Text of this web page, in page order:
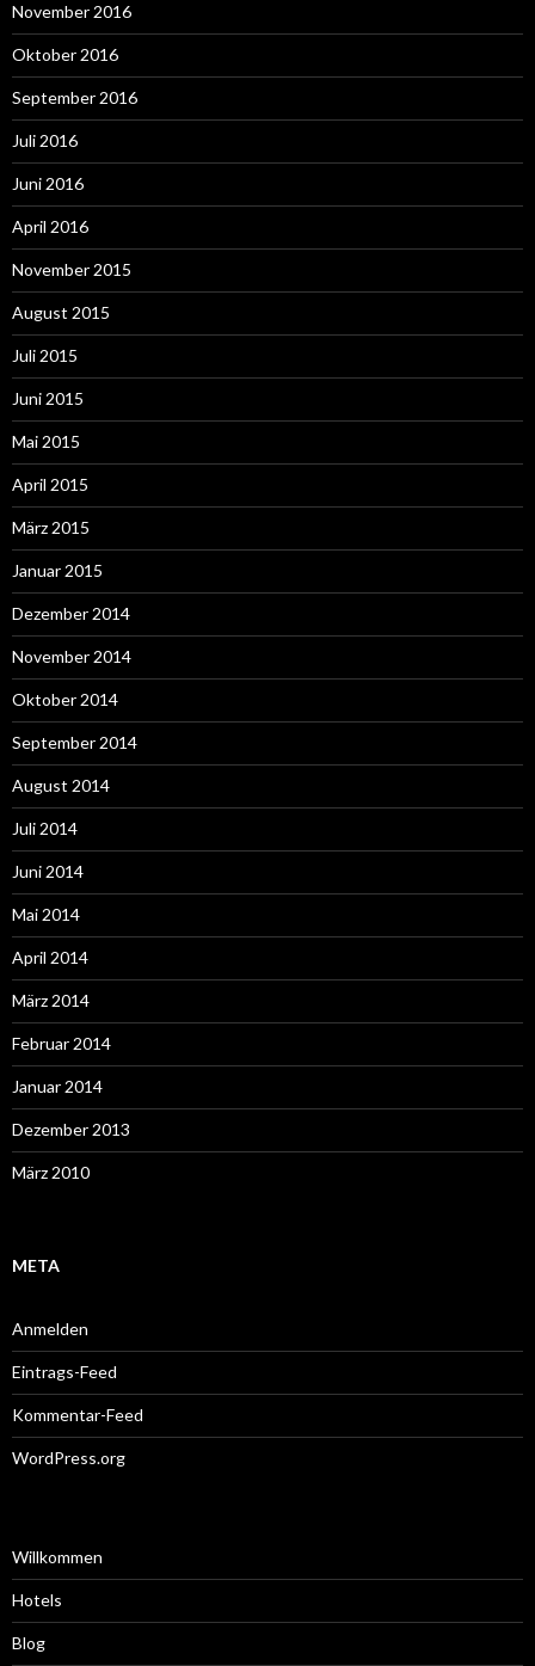
November 2016
Oktober 2016
September 2016
Juli 2016
Juni 2016
April 2016
November 2015
August 2015
Juli 2015
Juni 2015
Mai 2015
April 2015
März 2015
Januar 2015
Dezember 2014
November 2014
Oktober 2014
September 2014
August 2014
Juli 2014
Juni 2014
Mai 2014
April 2014
März 2014
Februar 2014
Januar 2014
Dezember 2013
März 2010
META
Anmelden
Eintrags-Feed
Kommentar-Feed
WordPress.org
Willkommen
Hotels
Blog